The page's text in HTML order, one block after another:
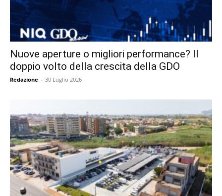
Nuove aperture o migliori performance? Il
doppio volto della crescita della GDO
Redazione - 30 Luglio 2026